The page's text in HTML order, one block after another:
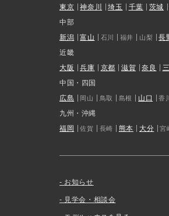
東京
神奈川 埼玉 千葉 茨城
中部
新潟
富山 石川 福井 山梨 長
近畿
大阪
兵庫 京都 滋賀 奈良
中国・四国
広島
岡山 鳥取 島根 山口 香川
九州・沖縄
福岡
佐賀 長崎 熊本 大分 宮
お知らせ
見学会・相談会